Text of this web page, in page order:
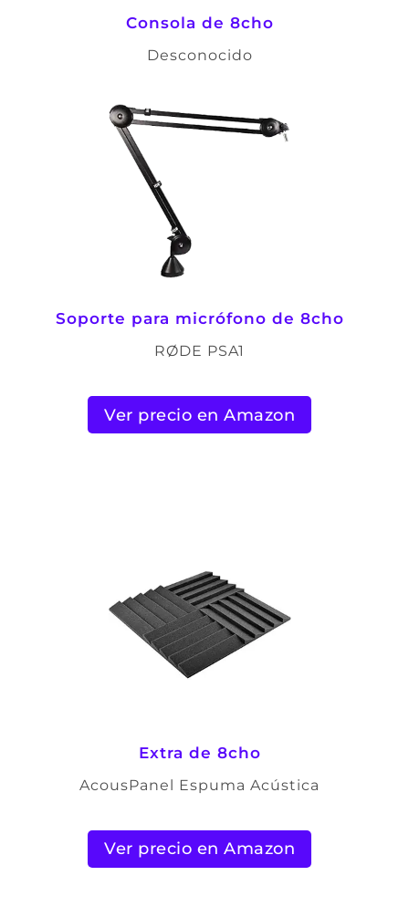
Consola de 8cho
Desconocido
Soporte para micrófono de 8cho
RØDE PSA1
Ver precio en Amazon
Extra de 8cho
AcousPanel Espuma Acústica
Ver precio en Amazon